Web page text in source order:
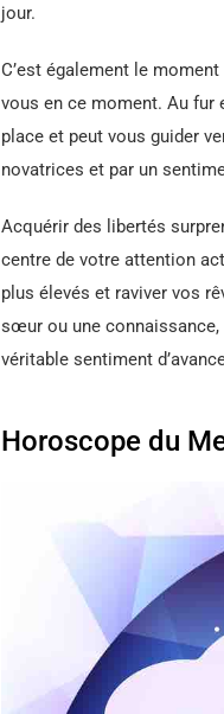
jour.
C’est également le
vous en ce moment. Au fur
place et peut vous guider
novatrices et par un
Acquérir des libertés
centre de votre attention
plus élevés et raviver vos
sœur ou une connaissance,
véritable sentiment
Horoscope du